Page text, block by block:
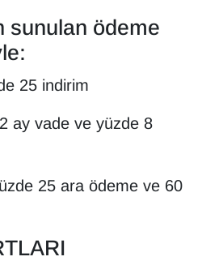
sunulan ödeme
25 indirim
ay vade ve yüzde 8
25 ara ödeme ve 60